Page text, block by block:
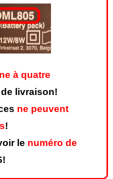
à quatre
livraison!
ne peuvent
!
le numéro de